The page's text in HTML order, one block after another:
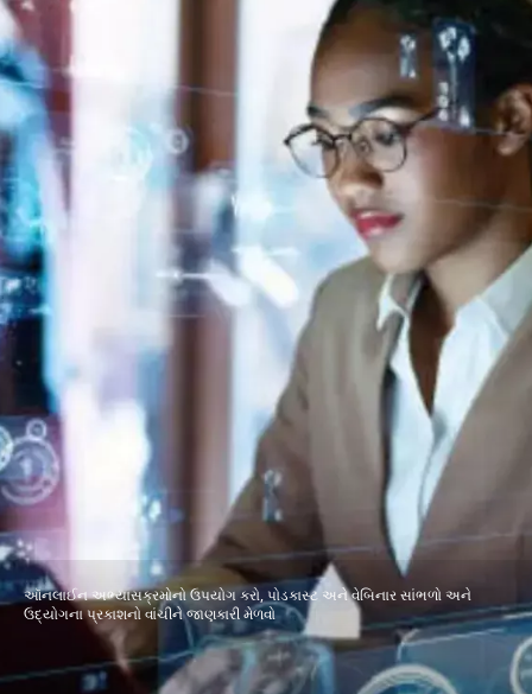
ઑનલાઈન અભ્યાસક્રમોનો ઉપયોગ કરો, પોડકાસ્ટ અને વેબિનાર સાંભળો અને
ઉદ્યોગના પ્રકાશનો વાંચીને જાણકારી મેળવો